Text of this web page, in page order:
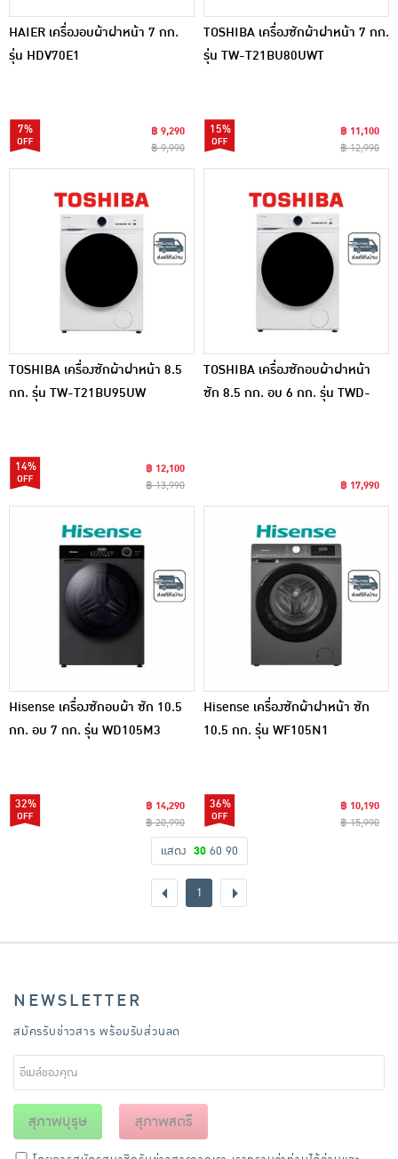
HAIER เครื่องอบผ้าฝาหน้า 7 กก.
รุ่น HDV70E1
7%
฿ 9,290
฿ 9,990
TOSHIBA เครื่องซักผ้าฝาหน้า 7 กก.
รุ่น TW-T21BU80UWT
15%
฿ 11,100
฿ 12,990
TOSHIBA เครื่องซักผ้าฝาหน้า 8.5
กก. รุ่น TW-T21BU95UW
14%
฿ 12,100
฿ 13,990
TOSHIBA เครื่องซักอบผ้าฝาหน้า
ซัก 8.5 กก. อบ 6 กก. รุ่น TWD-
฿ 17,990
Hisense เครื่องซักอบผ้า ซัก 10.5
กก. อบ 7 กก. รุ่น WD105M3
32%
฿ 14,290
฿ 20,990
Hisense เครื่องซักผ้าฝาหน้า ซัก
10.5 กก. รุ่น WF105N1
36%
฿ 10,190
฿ 15,990
แสดง 30 60 90
1
NEWSLETTER
สมัครรับข่าวสาร พร้อมรับส่วนลด
สุภาพบุรุษ สุภาพสตรี